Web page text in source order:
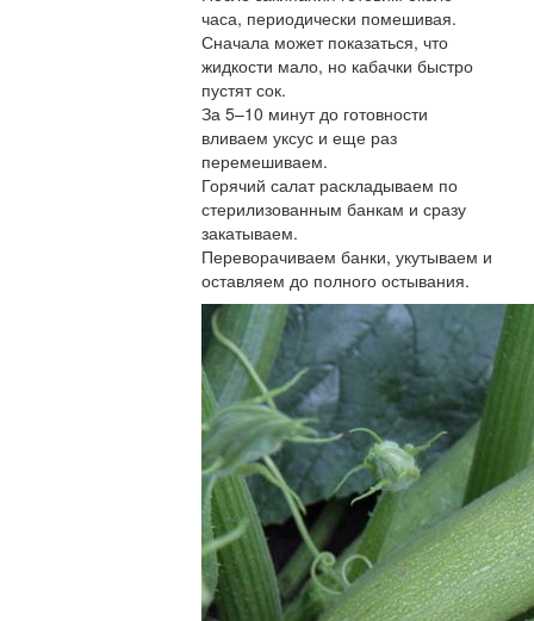
часа, периодически помешивая.
Сначала может показаться, что
жидкости мало, но кабачки быстро
пустят сок.
За 5–10 минут до готовности
вливаем уксус и еще раз
перемешиваем.
Горячий салат раскладываем по
стерилизованным банкам и сразу
закатываем.
Переворачиваем банки, укутываем и
оставляем до полного остывания.